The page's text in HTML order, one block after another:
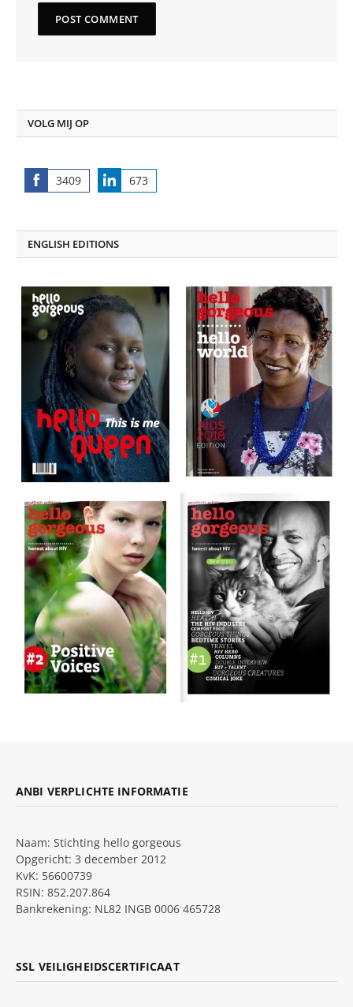
VOLG MIJ OP
3409
Share
673
Share
ENGLISH EDITIONS
ANBI VERPLICHTE INFORMATIE
Naam: Stichting hello gorgeous
Opgericht: 3 december 2012
KvK: 56600739
RSIN: 852.207.864
Bankrekening: NL82 INGB 0006 465728
SSL VEILIGHEIDSCERTIFICAAT